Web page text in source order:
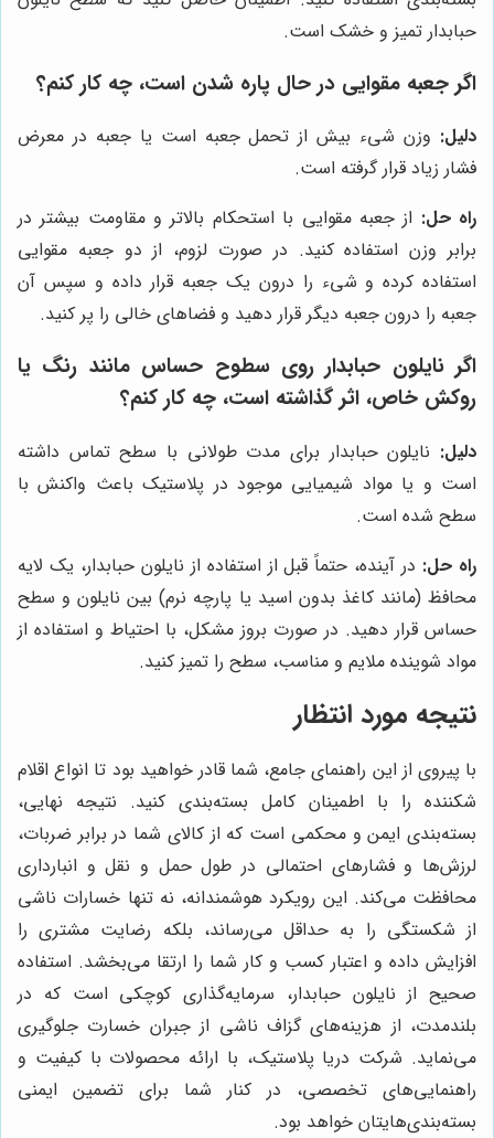
حبابدار تمیز و خشک است.
اگر جعبه مقوایی در حال پاره شدن است، چه کار کنم؟
دلیل: وزن شیء بیش از تحمل جعبه است یا جعبه در معرض
فشار زیاد قرار گرفته است.
راه حل: از جعبه مقوایی با استحکام بالاتر و مقاومت بیشتر در
برابر وزن استفاده کنید. در صورت لزوم، از دو جعبه مقوایی
استفاده کرده و شیء را درون یک جعبه قرار داده و سپس آن
جعبه را درون جعبه دیگر قرار دهید و فضاهای خالی را پر کنید.
اگر نایلون حبابدار روی سطوح حساس مانند رنگ یا
روکش خاص، اثر گذاشته است، چه کار کنم؟
دلیل: نایلون حبابدار برای مدت طولانی با سطح تماس داشته
است و یا مواد شیمیایی موجود در پلاستیک باعث واکنش با
سطح شده است.
راه حل: در آینده، حتماً قبل از استفاده از نایلون حبابدار، یک لایه
محافظ (مانند کاغذ بدون اسید یا پارچه نرم) بین نایلون و سطح
حساس قرار دهید. در صورت بروز مشکل، با احتیاط و استفاده از
مواد شوینده ملایم و مناسب، سطح را تمیز کنید.
نتیجه مورد انتظار
با پیروی از این راهنمای جامع، شما قادر خواهید بود تا انواع اقلام
شکننده را با اطمینان کامل بسته‌بندی کنید. نتیجه نهایی،
بسته‌بندی ایمن و محکمی است که از کالای شما در برابر ضربات،
لرزش‌ها و فشارهای احتمالی در طول حمل و نقل و انبارداری
محافظت می‌کند. این رویکرد هوشمندانه، نه تنها خسارات ناشی
از شکستگی را به حداقل می‌رساند، بلکه رضایت مشتری را
افزایش داده و اعتبار کسب و کار شما را ارتقا می‌بخشد. استفاده
صحیح از نایلون حبابدار، سرمایه‌گذاری کوچکی است که در
بلندمدت، از هزینه‌های گزاف ناشی از جبران خسارت جلوگیری
می‌نماید. شرکت دریا پلاستیک، با ارائه محصولات با کیفیت و
راهنمایی‌های تخصصی، در کنار شما برای تضمین ایمنی
بسته‌بندی‌هایتان خواهد بود.